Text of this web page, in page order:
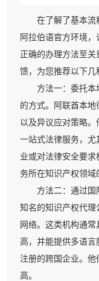
在了解了基本流程
阿拉伯语官方环境
正确的办理方法至
馈，为您推荐以下几
方法一：委托本
的方式。阿联酋本
以及异议应对策略
一站式法律服务，
业或对法律安全要
务所在知识产权领域
方法二：通过国
知名的知识产权代
网络。这类机构通
高，并能提供多语
注册的跨国企业。
高。